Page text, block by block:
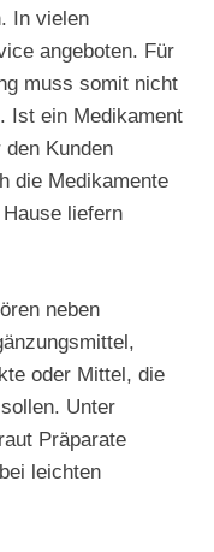
In vielen
angeboten. Für
muss somit nicht
Ist ein Medikament
Kunden
die Medikamente
liefern
neben
oder Mittel, die
Unter
Präparate
leichten